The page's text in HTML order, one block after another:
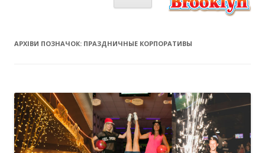
АРХІВИ ПОЗНАЧОК: ПРАЗДНИЧНЫЕ КОРПОРАТИВЫ